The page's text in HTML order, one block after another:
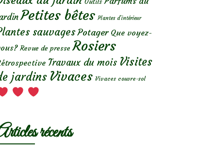
Outils
Petites bêtes Plantes d’intérieur
sauvages Potager Que voyez-
Revue de presse Rosiers
Travaux du mois Visites
jardins Vivaces Vivaces couvre-sol
récents